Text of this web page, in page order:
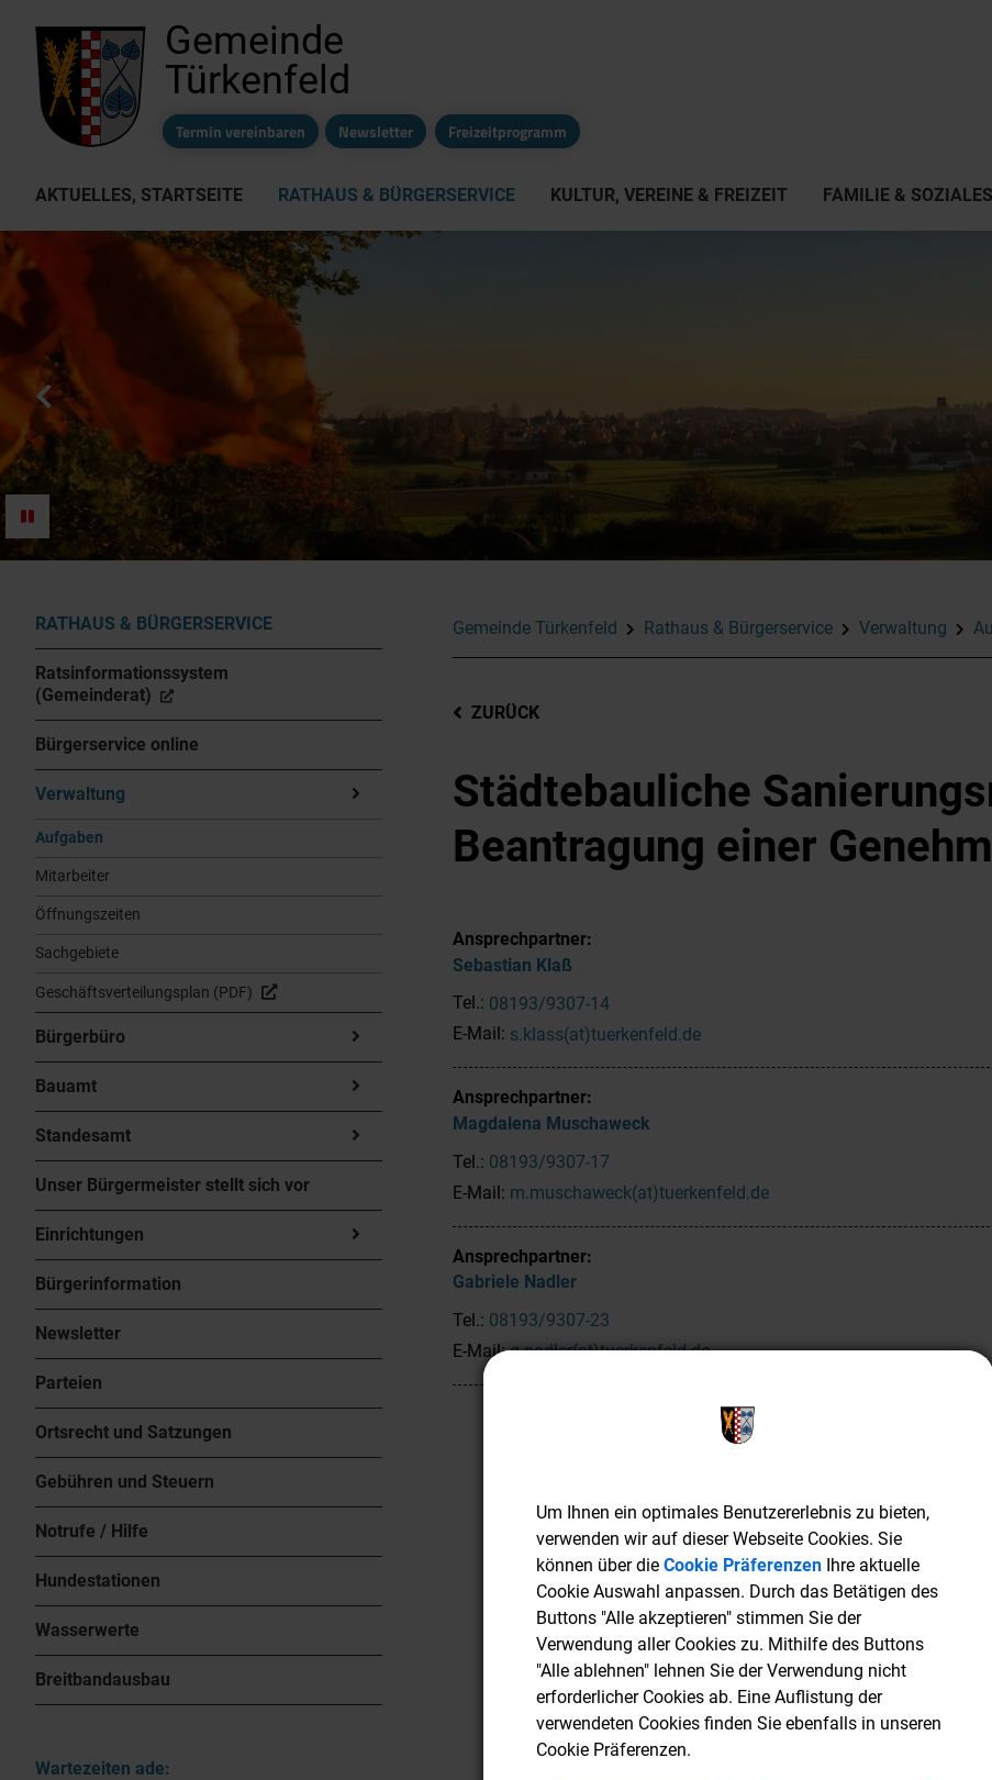
Gemeinde
Türkenfeld
AKTUELLES, STARTSEITE RATHAUS & BÜRGERSERVICE KULTUR, VEREINE & FREIZEIT FAMILIE & SOZIALES
Termin vereinbaren Newsletter Freizeitprogramm
RATHAUS & BÜRGERSERVICE
Ratsinformationssystem
(Gemeinderat)
Bürgerservice online
Verwaltung
Aufgaben
Mitarbeiter
Öffnungszeiten
Sachgebiete
Geschäftsverteilungsplan (PDF)
Bürgerbüro
Bauamt
Standesamt
Unser Bürgermeister stellt sich vor
Einrichtungen
Bürgerinformation
Newsletter
Parteien
Ortsrecht und Satzungen
Gebühren und Steuern
Notrufe / Hilfe
Hundestationen
Wasserwerte
Breitbandausbau
Wartezeiten ade:
Gemeinde Türkenfeld Rathaus & Bürgerservice Verwaltung
ZURÜCK
Städtebauliche
Beantragung einer
Ansprechpartner:
Sebastian Klaß
Tel.: 08193/9307-14
E-Mail: s.klass(at)tuerkenfeld.de
Ansprechpartner:
Magdalena Muschaweck
Tel.: 08193/9307-17
E-Mail: m.muschaweck(at)tuerkenfeld.de
Ansprechpartner:
Gabriele Nadler
Tel.: 08193/9307-23
E-Mail:g.nadler(at)tuerkenfeld.de
Um Ihnen ein optimales Benutzererlebnis zu bieten,
verwenden wir auf dieser Webseite Cookies. Sie
können über die Cookie PräferenzenIhre aktuelle
Cookie Auswahl anpassen. Durch das Betätigen des
Buttons "Alle akzeptieren" stimmen Sie der
Verwendung aller Cookies zu. Mithilfe des Buttons
"Alle ablehnen" lehnen Sie der Verwendung nicht
erforderlicher Cookies ab. Eine Auflistung der
verwendeten Cookies finden Sie ebenfalls in unseren
Cookie Präferenzen.
Um Ihnen ein optimales Benutzererlebnis zu bieten,
verwenden wir auf dieser Webseite Cookies. Sie
können über die Cookie PräferenzenIhre aktuelle
Cookie Auswahl anpassen. Durch das Betätigen des
Buttons "Alle akzeptieren" stimmen Sie der
Verwendung aller Cookies zu. Mithilfe des Buttons
"Alle ablehnen" lehnen Sie der Verwendung nicht
erforderlicher Cookies ab. Eine Auflistung der
verwendeten Cookies finden Sie ebenfalls in unseren
Cookie Präferenzen.